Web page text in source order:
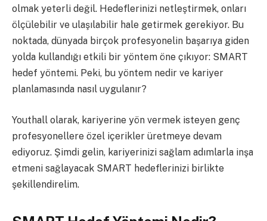
olmak yeterli değil. Hedeflerinizi netleştirmek, onları
ölçülebilir ve ulaşılabilir hale getirmek gerekiyor. Bu
noktada, dünyada birçok profesyonelin başarıya giden
yolda kullandığı etkili bir yöntem öne çıkıyor: SMART
hedef yöntemi. Peki, bu yöntem nedir ve kariyer
planlamasında nasıl uygulanır?
Youthall olarak, kariyerine yön vermek isteyen genç
profesyonellere özel içerikler üretmeye devam
ediyoruz. Şimdi gelin, kariyerinizi sağlam adımlarla inşa
etmeni sağlayacak SMART hedeflerinizi birlikte
şekillendirelim.